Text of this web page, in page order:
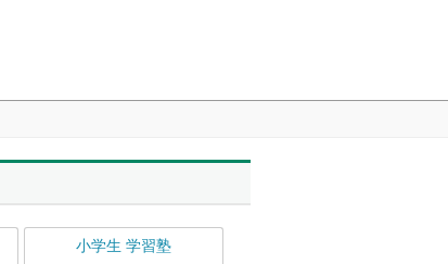
小学生 学習塾